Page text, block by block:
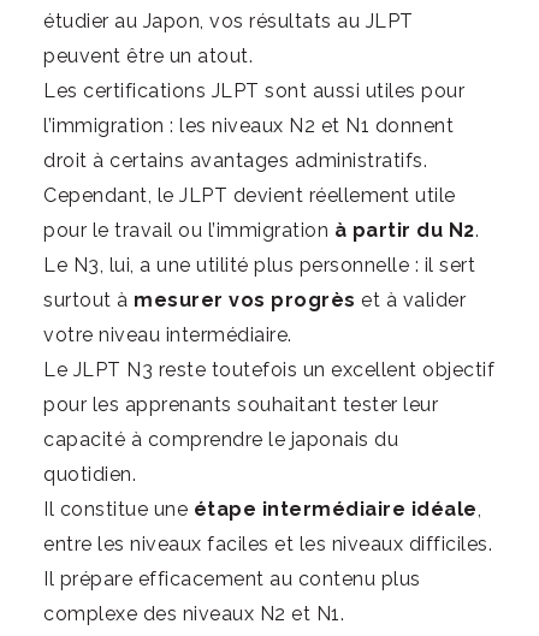
étudier au Japon, vos résultats au JLPT
peuvent être un atout.
Les certifications JLPT sont aussi utiles pour
l’immigration : les niveaux N2 et N1 donnent
droit à certains avantages administratifs.
Cependant, le JLPT devient réellement utile
pour le travail ou l’immigration à partir du N2.
Le N3, lui, a une utilité plus personnelle : il sert
surtout à mesurer vos progrès et à valider
votre niveau intermédiaire.
Le JLPT N3 reste toutefois un excellent objectif
pour les apprenants souhaitant tester leur
capacité à comprendre le japonais du
quotidien.
Il constitue une étape intermédiaire idéale,
entre les niveaux faciles et les niveaux difficiles.
Il prépare efficacement au contenu plus
complexe des niveaux N2 et N1.